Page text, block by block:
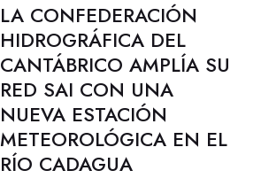
LA CONFEDERACIÓN
HIDROGRÁFICA DEL
CANTÁBRICO AMPLÍA SU
RED SAI CON UNA
NUEVA ESTACIÓN
METEOROLÓGICA EN EL
RÍO CADAGUA